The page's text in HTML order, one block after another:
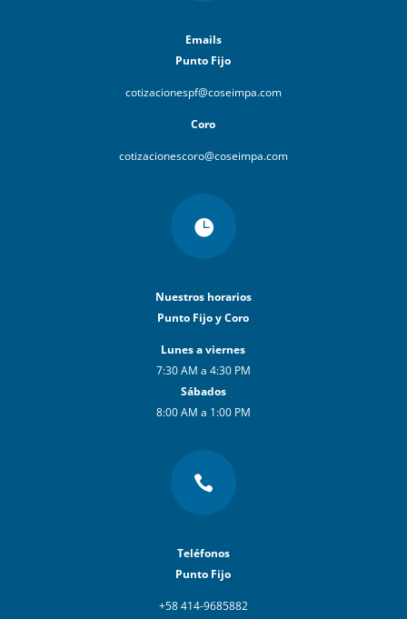
Emails
Punto Fijo
cotizacionespf@coseimpa.com
Coro
cotizacionescoro@coseimpa.com

Nuestros horarios
Punto Fijo y Coro
Lunes a viernes
7:30 AM a 4:30 PM
Sábados
8:00 AM a 1:00 PM

Teléfonos
Punto Fijo
+58 414-9685882